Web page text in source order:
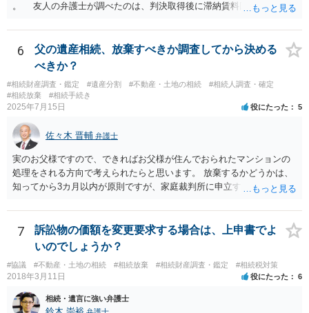
。 友人の弁護士が調べたのは、判決取得後に滞納賃料回収のため
預金の入出金履歴を調べたわけではありません。 残念ながら、事案
や目的も異なりますし、開示の内容も異なります。
6
父の遺産相続、放棄すべきか調査してから決める
べきか？
#相続財産調査・鑑定 #遺産分割 #不動産・土地の相続
#相続人調査・確定
#相続放棄
#相続手続き
2025年7月15日 役にたった 5
佐々木 晋輔 弁護士
実のお父様ですので、できればお父様が住んでおられたマンションの
処理をされる方向で考えられたらと思います。 放棄するかどうかは、
知ってから3カ月以内が原則ですが、家庭裁判所に申立すれば3カ月の
放棄するかどうか決めることができます。 銀行やサラ金が数年も放置
することはありませんので、数年後に借金が発見される可能性はほぼ
ありません。 なお、私が扱った相続放棄を検討していた案件で、期間
伸長して調査したところ、サラ金に対する過払金など相当な財産が見
つかったため相続したという事例がありました。
7
訴訟物の価額を変更要求する場合は、上申書でよ
いのでしょうか？
#協議 #不動産・土地の相続 #相続放棄 #相続財産調査・鑑定 #相続税対策
2018年3月11日 役にたった 6
相続・遺言に強い弁護士
鈴木 崇裕 弁護士